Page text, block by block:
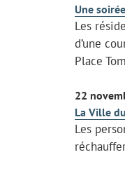
Une
Les
d’une
Place
22
La Ville
Les